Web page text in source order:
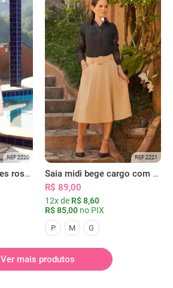
REF 2220
Saia midi branca flores rosas com bolsos
REF 2221
Saia midi bege cargo com bolsos
R$ 89,00
12x de R$ 8,60
R$ 85,00 no PIX
P M G
Ver mais produtos